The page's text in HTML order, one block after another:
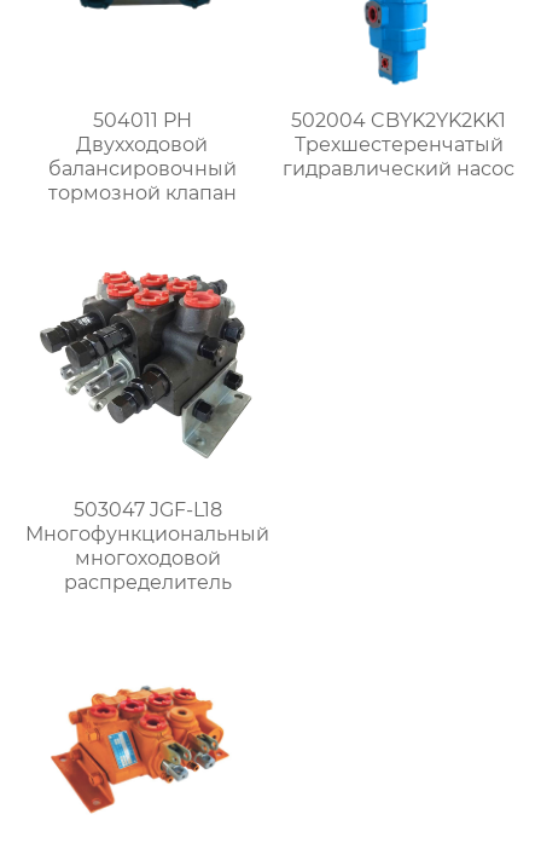
504011 PH
Двухходовой
балансировочный
тормозной клапан
502004 CBYK2YK2KK1
Трехшестеренчатый
гидравлический насос
503047 JGF-L18
Многофункциональный
многоходовой
распределитель